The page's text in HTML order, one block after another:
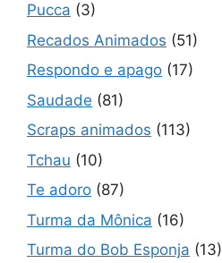
Pucca (3)
Recados Animados (51)
Respondo e apago (17)
Saudade (81)
Scraps animados (113)
Tchau (10)
Te adoro (87)
Turma da Mônica (16)
Turma do Bob Esponja (13)